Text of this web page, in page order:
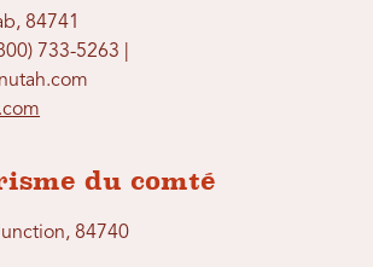
84741
733-5263 |
du comté
84740